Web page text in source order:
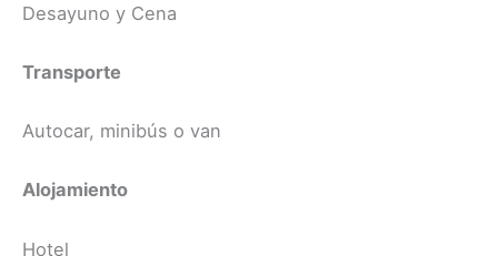
Desayuno y Cena
Transporte
Autocar, minibús o van
Alojamiento
Hotel